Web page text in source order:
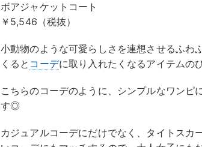
ボアジャケットコート
￥5,546（税抜）
小動物のような可愛らしさを連想させるふわ
くると コーデに取り入れたくなるアイテムの
こちらのコーデのように、シンプルなワンピ
す◎
カジュアルコーデにだけでなく、タイトス